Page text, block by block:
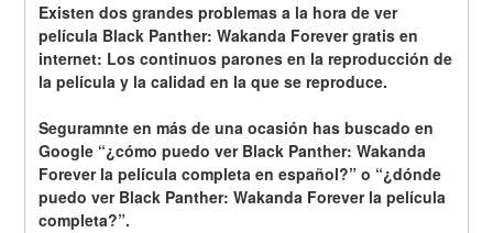
Existen dos grandes problemas a la hora de ver
película Black Panther: Wakanda Forever gratis en
internet: Los continuos parones en la reproducción de
la película y la calidad en la que se reproduce.
Seguramnte en más de una ocasión has buscado en
Google “¿cómo puedo ver Black Panther: Wakanda
Forever la película completa en español?” o “¿dónde
puedo ver Black Panther: Wakanda Forever la película
completa?”.